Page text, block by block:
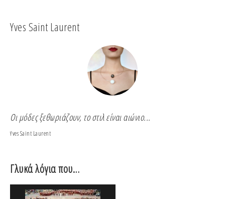
Coco Chanel
Για να είσαι αναντικατάστατη πρέπει πάντα να
Γλυκά λόγια που…